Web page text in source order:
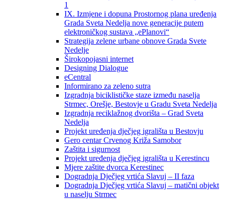
1
IX. Izmjene i dopuna Prostornog plana uređenja
Grada Sveta Nedelja nove generacije putem
elektroničkog sustava „ePlanovi“
Strategija zelene urbane obnove Grada Svete
Nedelje
Širokopojasni internet
Designing Dialogue
eCentral
Informirano za zeleno sutra
Izgradnja biciklističke staze između naselja
Strmec, Orešje, Bestovje u Gradu Sveta Nedelja
Izgradnja reciklažnog dvorišta – Grad Sveta
Nedelja
Projekt uređenja dječjeg igrališta u Bestovju
Gero centar Crvenog Križa Samobor
Zaštita i sigurnost
Projekt uređenja dječjeg igrališta u Kerestincu
Mjere zaštite dvorca Kerestinec
Dogradnja Dječjeg vrtića Slavuj – II faza
Dogradnja Dječjeg vrtića Slavuj – matični objekt
u naselju Strmec